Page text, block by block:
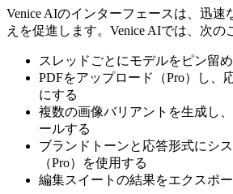
Venice AIのインターフェースは、迅速
えを促進します。Venice AIでは、次の
スレッドごとにモデルをピン留
PDFをアップロード（Pro）し、
にする
複数の画像バリアントを生成し
ールする
ブランドトーンと応答形式にシ
（Pro）を使用する
編集スイートの結果をエクスポ